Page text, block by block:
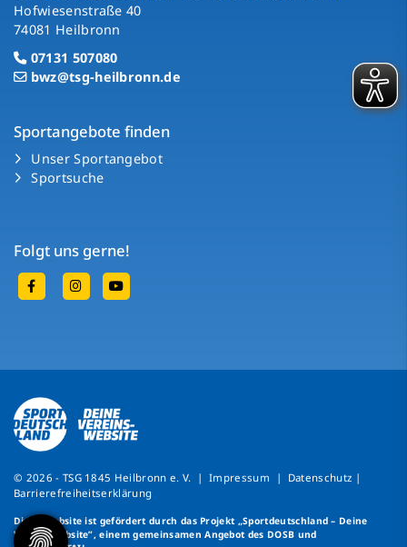
Hofwiesenstraße 40
74081 Heilbronn
07131 507080
bwz@tsg-heilbronn.de
Sportangebote finden
Unser Sportangebot
Sportsuche
Folgt uns gerne!
© 2026 - TSG 1845 Heilbronn e. V. |Impressum | Datenschutz |
Barrierefreiheitserklärung
Diese Website ist gefördert durch das Projekt „Sportdeutschland – Deine
Vereinswebsite”, einem gemeinsamen Angebot des DOSB und